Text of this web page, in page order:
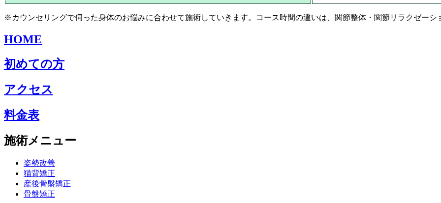
※カウンセリングで伺った身体のお悩みに合わせて施術していきます。コース時間の違いは、関節整体・関節リラクゼー
HOME
初めての方
アクセス
料金表
施術メニュー
姿勢改善
猫背矯正
産後骨盤矯正
骨盤矯正